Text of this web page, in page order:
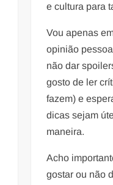
e cultura para
Vou apenas
opinião
não dar
gosto de ler
fazem) e
dicas sejam
maneira.
Acho
gostar ou não